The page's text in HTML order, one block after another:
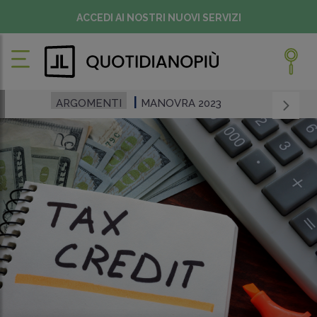
ACCEDI AI NOSTRI NUOVI SERVIZI
ARGOMENTI MANOVRA 2023